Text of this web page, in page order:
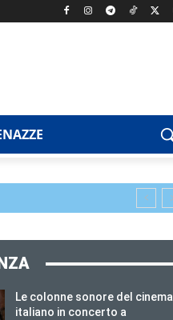
Le colonne sonore del cinema
italiano in concerto a